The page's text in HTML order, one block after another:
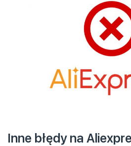
Inne błędy na